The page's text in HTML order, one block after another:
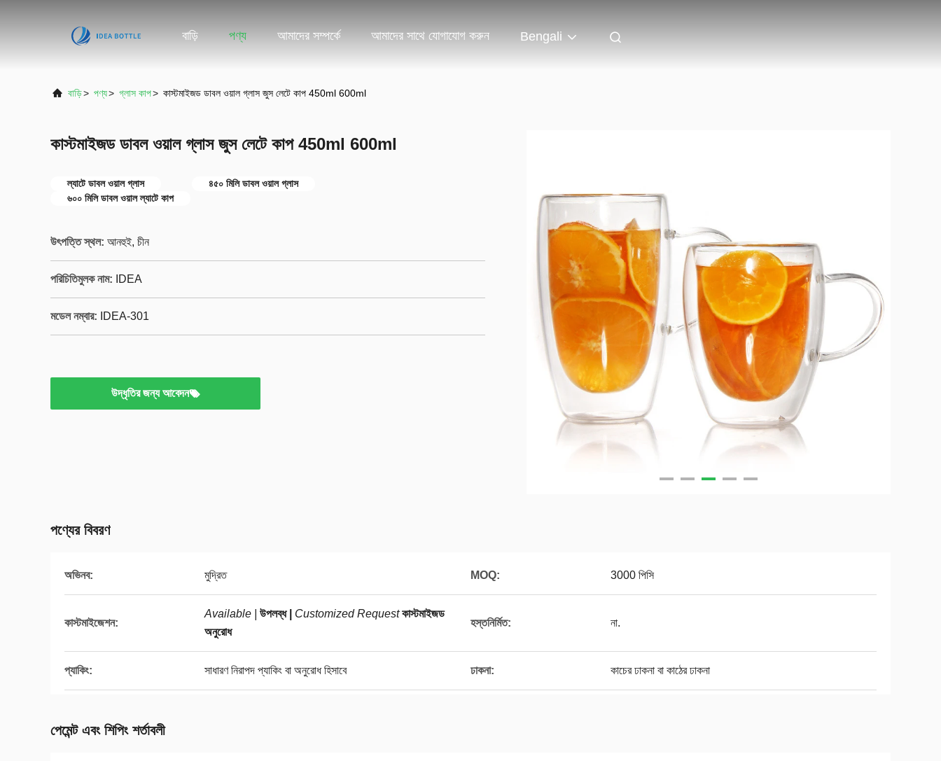
বাড়ি পণ্য আমাদের সম্পর্কে আমাদের সাথে যোগাযোগ করুন Bengali
বাড়ি> পণ্য> গ্লাস কাপ> কাস্টমাইজড ডাবল ওয়াল গ্লাস জুস লেটে কাপ 450ml 600ml
কাস্টমাইজড ডাবল ওয়াল গ্লাস জুস লেটে কাপ 450ml 600ml
ল্যাটে ডাবল ওয়াল গ্লাস
৪৫০ মিলি ডাবল ওয়াল গ্লাস
৬০০ মিলি ডাবল ওয়াল ল্যাটে কাপ
উৎপত্তি স্থল: আনহুই, চীন
পরিচিতিমুলক নাম: IDEA
মডেল নম্বার: IDEA-301
উদ্ধৃতির জন্য আবেদন
পণ্যের বিবরণ
অভিনব: মুদ্রিত MOQ: 3000 পিসি
কাস্টমাইজেশন:
Available | উপলব্ধ | Customized Request কাস্টমাইজড
অনুরোধ
হস্তনির্মিত: না.
প্যাকিং: সাধারণ নিরাপদ প্যাকিং বা অনুরোধ হিসাবে ঢাকনা: কাচের ঢাকনা বা কাঠের ঢাকনা
পেমেন্ট এবং শিপিং শর্তাবলী